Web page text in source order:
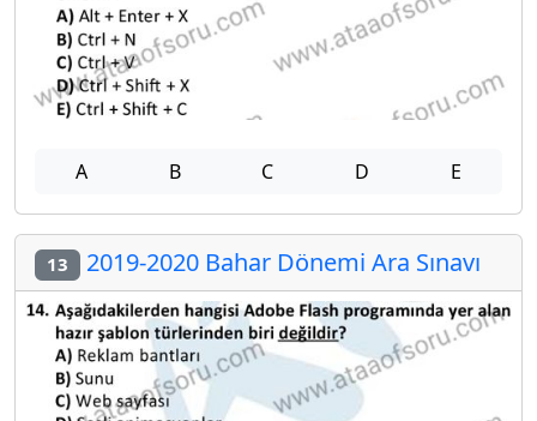
A B C D E
13 2019-2020 Bahar Dönemi Ara Sınavı